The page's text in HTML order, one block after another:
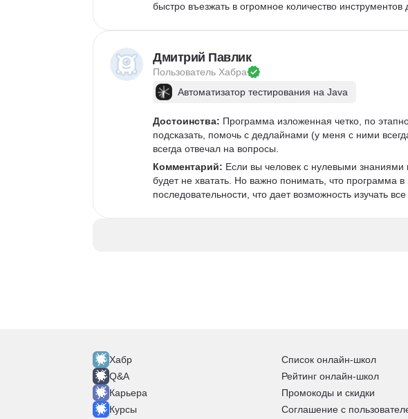
быстро въезжать в огромное количество инструментов
Дмитрий Павлик
Пользователь Хабра
Автоматизатор тестирования на Java
Достоинства: Программа изложенная четко, по
подсказать, помочь с дедлайнами (у меня с ними
всегда отвечал на вопросы.
Комментарий: Если вы человек с нулевыми
будет не хватать. Но важно понимать, что программа в
последовательности, что дает возможность изучать
Хабр
Q&A
Карьера
Курсы
Список онлайн-школ
Рейтинг онлайн-школ
Промокоды и скидки
Соглашение с